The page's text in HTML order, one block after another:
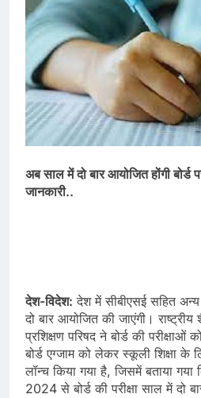
अब साल में दो बार आयोजित होंगी बोर्ड
जानकारी..
देश-विदेश: देश में सीबीएसई सहित अन्य
दो बार आयोजित की जाएंगी।
प्रशिक्षण परिषद ने बोर्ड की
बोर्ड एग्जाम को लेकर स्कूली शिक्षा के
लॉन्च किया गया है, जिसमें बताया
2024 से बोर्ड की परीक्षा साल में दो